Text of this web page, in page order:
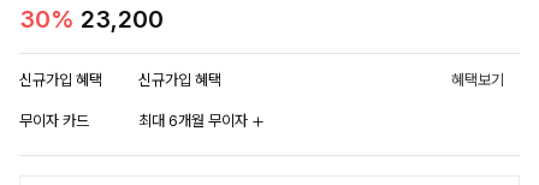
30% 23,200
신규가입 혜택 신규가입 혜택 혜택보기
무이자 카드 최대 6개월 무이자